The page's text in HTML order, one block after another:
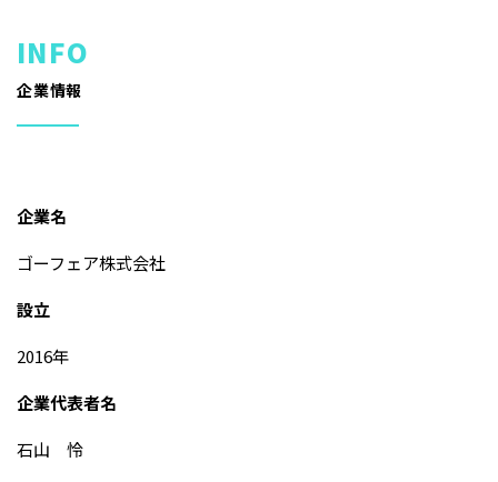
企業情報
企業名
ゴーフェア株式会社
設立
2016年
企業代表者名
石山 怜